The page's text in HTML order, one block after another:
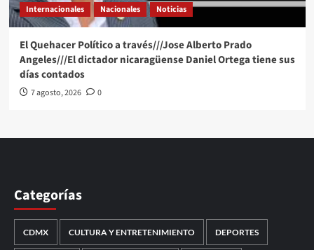
Internacionales Nacionales Noticias
El Quehacer Político a través///Jose Alberto Prado
Angeles///El dictador nicaragüense Daniel Ortega tiene sus
días contados
7 agosto, 2026 0
Categorías
CDMX CULTURA Y ENTRETENIMIENTO DEPORTES